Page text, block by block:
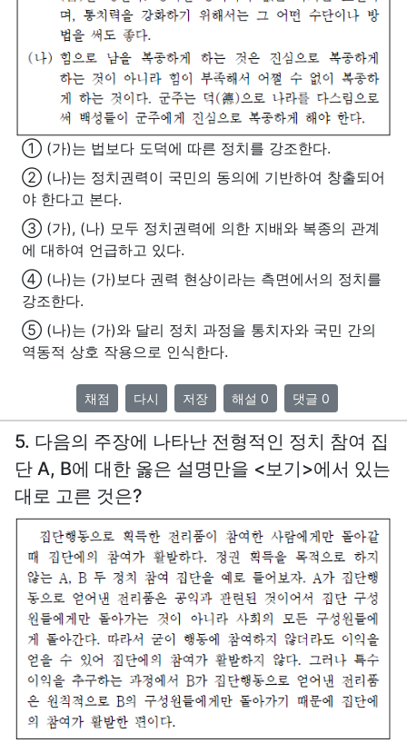
① (가)는 법보다 도덕에 따른 정치를 강조한다.
② (나)는 정치권력이 국민의 동의에 기반하여 창출되어
야 한다고 본다.
③ (가), (나) 모두 정치권력에 의한 지배와 복종의 관계
에 대하여 언급하고 있다.
④ (나)는 (가)보다 권력 현상이라는 측면에서의 정치를
강조한다.
⑤ (나)는 (가)와 달리 정치 과정을 통치자와 국민 간의
역동적 상호 작용으로 인식한다.
채점 다시 저장 해설 0 댓글 0
5. 다음의 주장에 나타난 전형적인 정치 참여 집
단 A, B에 대한 옳은 설명만을 <보기>에서 있는
대로 고른 것은?